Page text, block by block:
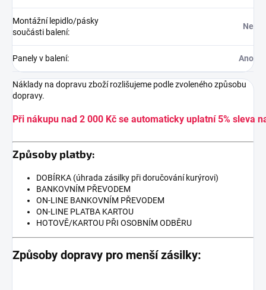
Montážní lepidlo/pásky
součásti balení:
Ne
Panely v balení: Ano
Náklady na dopravu zboží rozlišujeme podle zvoleného způsobu
dopravy.
Při nákupu nad 2 000 Kč se automaticky uplatní 5% sleva
Způsoby platby:
DOBÍRKA (úhrada zásilky při doručování kurýrovi)
BANKOVNÍM PŘEVODEM
ON-LINE BANKOVNÍM PŘEVODEM
ON-LINE PLATBA KARTOU
HOTOVĚ/KARTOU PŘI OSOBNÍM ODBĚRU
Způsoby dopravy pro menší zásilky: